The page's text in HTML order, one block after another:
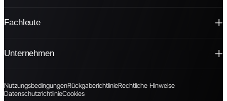
Fachleute
Unternehmen
NutzungsbedingungenRückgaberichtlinieRechtliche Hinweise
DatenschutzrichtlinieCookies